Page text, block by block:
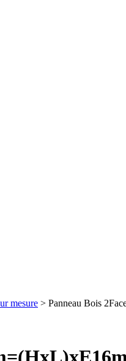
mesure > Panneau Bois